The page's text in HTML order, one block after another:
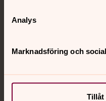
Analys
Marknadsföring och
Tillåt
Jourhavande präst
med en präst på kvällar